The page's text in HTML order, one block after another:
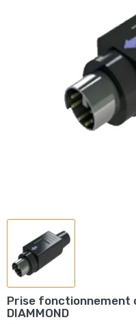
Prise fonctionnement
DIAMMOND